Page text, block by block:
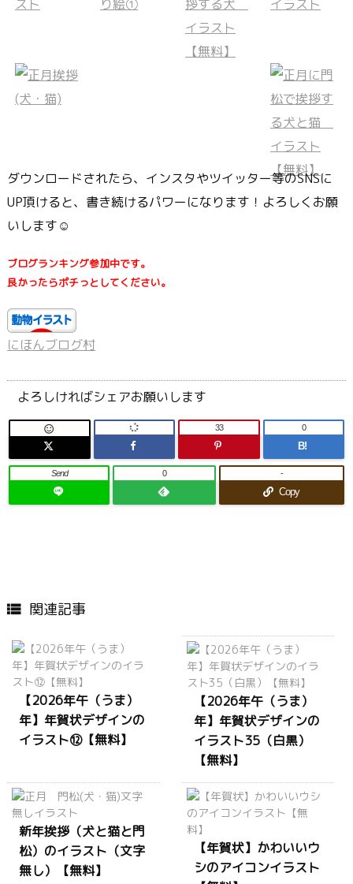
ダウンロードされたら、インスタやツイッター等のSNSに
UP頂けると、書き続けるパワーになります！よろしくお願
いします☺
ブログランキング参加中です。
良かったらポチっとしてください。
にほんブログ村
よろしければシェアお願いします
 33
B!
0
Send 0
Copy
-
 関連記事
【2026年午（うま）
年】年賀状デザインの
イラスト⑫【無料】
【2026年午（うま）
年】年賀状デザインの
イラスト35（白黒）
【無料】
新年挨拶（犬と猫と門
松）のイラスト（文字
無し）【無料】
【年賀状】かわいいウ
シのアイコンイラスト